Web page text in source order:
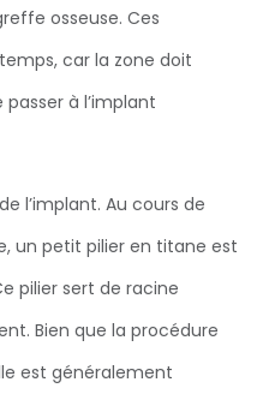
osseuse. Ces
car la zone doit
à l’implant
l’implant. Au cours de
un petit pilier en titane est
pilier sert de racine
Bien que la procédure
est généralement